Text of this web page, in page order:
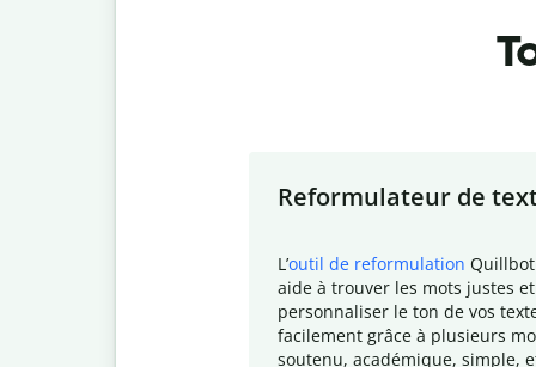
Reformulateur de
L ’outil de reformulation
aide à trouver les mots justes
personnaliser le ton de vos
facilement grâce à plusieurs
soutenu, académique, simple,